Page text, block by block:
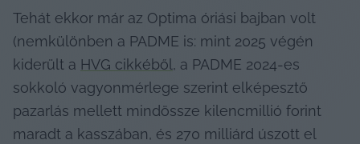
Tehát ekkor már az Optima óriási bajban volt
(nemkülönben a PADME is: mint 2025 végén
kiderült a HVG cikkéből , a PADME 2024-es
sokkoló vagyonmérlege szerint elképesztő
pazarlás mellett mindössze kilencmillió forint
maradt a kasszában, és 270 milliárd úszott el